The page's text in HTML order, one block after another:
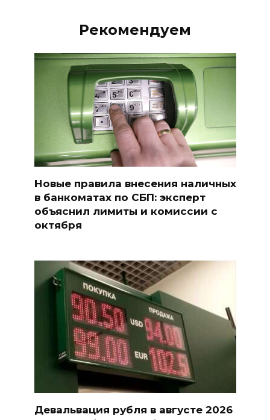
Рекомендуем
Новые правила внесения наличных
в банкоматах по СБП: эксперт
объяснил лимиты и комиссии с
октября
Девальвация рубля в августе 2026